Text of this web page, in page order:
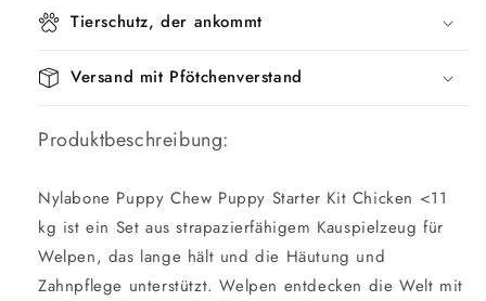
Tierschutz, der ankommt
Versand mit Pfötchenverstand
Produktbeschreibung:
Nylabone Puppy Chew Puppy Starter Kit Chicken <11
kg ist ein Set aus strapazierfähigem Kauspielzeug für
Welpen, das lange hält und die Häutung und
Zahnpflege unterstützt. Welpen entdecken die Welt mit